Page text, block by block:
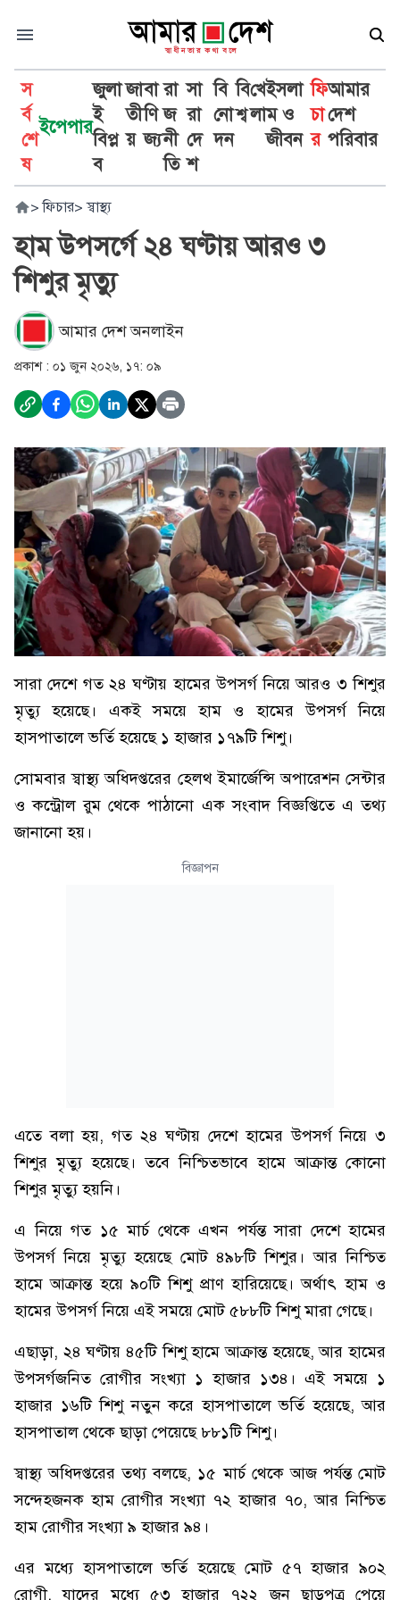
স
র্ব
শে
ষ
ইপেপার
জুলা
ই
বিপ্ল
ব
জা
তী
য়
বা
ণি
জ্য
রা
জ
নী
তি
সা
রা
দে
শ
বি
নো
দন
বি
শ্ব
খে
লা
ইসলা
ম ও
জীবন
ফি
চা
র
আমার
দেশ
পরিবার
> ফিচার> স্বাস্থ্য
হাম উপসর্গে ২৪ ঘণ্টায় আরও ৩
শিশুর মৃত্যু
আমার দেশ অনলাইন
প্রকাশ : ০১ জুন ২০২৬, ১৭: ০৯
সারা দেশে গত ২৪ ঘণ্টায় হামের উপসর্গ নিয়ে আরও ৩ শিশুর
মৃত্যু হয়েছে। একই সময়ে হাম ও হামের উপসর্গ নিয়ে
হাসপাতালে ভর্তি হয়েছে ১ হাজার ১৭৯টি শিশু।
সোমবার স্বাস্থ্য অধিদপ্তরের হেলথ ইমার্জেন্সি অপারেশন সেন্টার
ও কন্ট্রোল রুম থেকে পাঠানো এক সংবাদ বিজ্ঞপ্তিতে এ তথ্য
জানানো হয়।
বিজ্ঞাপন
এতে বলা হয়, গত ২৪ ঘণ্টায় দেশে হামের উপসর্গ নিয়ে ৩
শিশুর মৃত্যু হয়েছে। তবে নিশ্চিতভাবে হামে আক্রান্ত কোনো
শিশুর মৃত্যু হয়নি।
এ নিয়ে গত ১৫ মার্চ থেকে এখন পর্যন্ত সারা দেশে হামের
উপসর্গ নিয়ে মৃত্যু হয়েছে মোট ৪৯৮টি শিশুর। আর নিশ্চিত
হামে আক্রান্ত হয়ে ৯০টি শিশু প্রাণ হারিয়েছে। অর্থাৎ হাম ও
হামের উপসর্গ নিয়ে এই সময়ে মোট ৫৮৮টি শিশু মারা গেছে।
এছাড়া, ২৪ ঘণ্টায় ৪৫টি শিশু হামে আক্রান্ত হয়েছে, আর হামের
উপসর্গজনিত রোগীর সংখ্যা ১ হাজার ১৩৪। এই সময়ে ১
হাজার ১৬টি শিশু নতুন করে হাসপাতালে ভর্তি হয়েছে, আর
হাসপাতাল থেকে ছাড়া পেয়েছে ৮৮১টি শিশু।
স্বাস্থ্য অধিদপ্তরের তথ্য বলছে, ১৫ মার্চ থেকে আজ পর্যন্ত মোট
সন্দেহজনক হাম রোগীর সংখ্যা ৭২ হাজার ৭০, আর নিশ্চিত
হাম রোগীর সংখ্যা ৯ হাজার ৯৪।
এর মধ্যে হাসপাতালে ভর্তি হয়েছে মোট ৫৭ হাজার ৯০২
রোগী, যাদের মধ্যে ৫৩ হাজার ৭২২ জন ছাড়পত্র পেয়ে